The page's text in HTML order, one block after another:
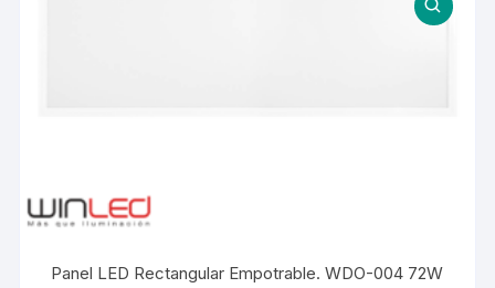
Panel LED Rectangular Empotrable. WDO-004 72W